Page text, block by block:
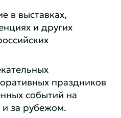
в выставках,
и других
праздников
событий на
за рубежом.